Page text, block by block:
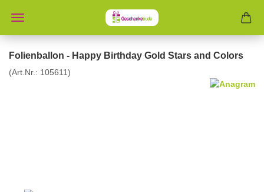
Folienballon - Happy Birthday Gold Stars and Colors
(Art.Nr.: 105611)